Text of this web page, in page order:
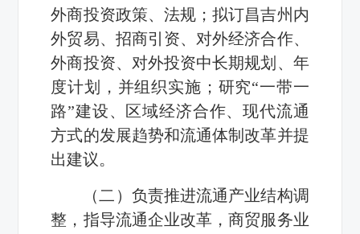
外商投资政策、法规；拟订昌吉州内
外贸易、招商引资、对外经济合作、
外商投资、对外投资中长期规划、年
度计划，并组织实施；研究“一带一
路”建设、区域经济合作、现代流通
方式的发展趋势和流通体制改革并提
出建议。
（二）负责推进流通产业结构调
整，指导流通企业改革，商贸服务业